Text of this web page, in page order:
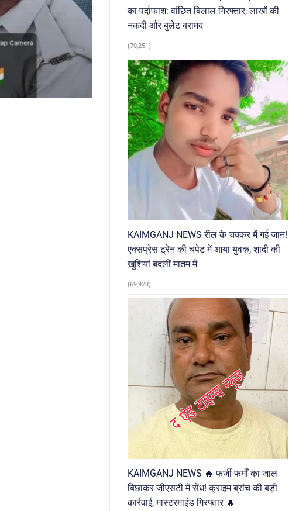
का पर्दाफाश: वांछित बिलाल गिरफ्तार, लाखों की
नकदी और बुलेट बरामद
(70,251)
KAIMGANJ NEWS रील के चक्कर में गई जान!
एक्सप्रेस ट्रेन की चपेट में आया युवक, शादी की
खुशियां बदलीं मातम में
(69,928)
KAIMGANJ NEWS 🔥 फर्जी फर्मों का जाल
बिछाकर जीएसटी में सेंध! क्राइम ब्रांच की बड़ी
कार्रवाई, मास्टरमाइंड गिरफ्तार 🔥